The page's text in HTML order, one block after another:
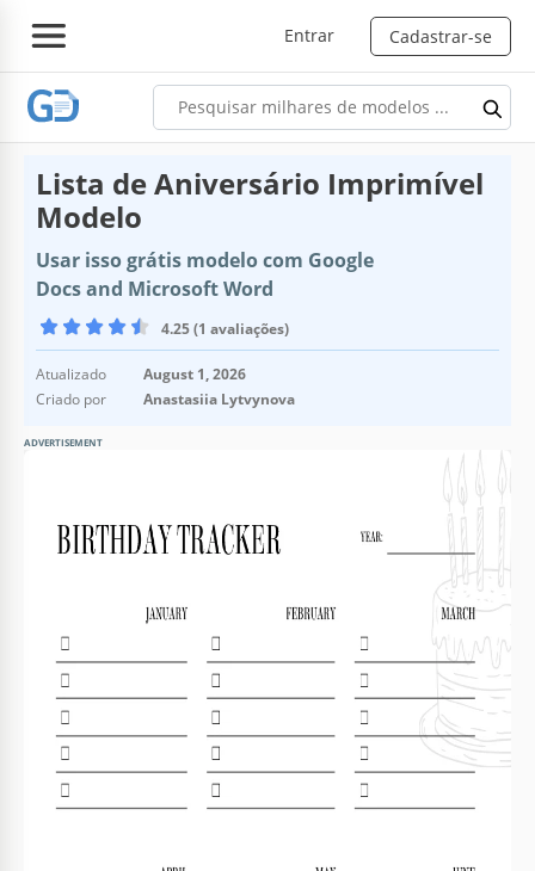
Entrar Cadastrar-se
Lista de Aniversário Imprimível
Modelo
Usar isso grátis modelo com Google
Docs and Microsoft Word
4.25 (1 avaliações)
Atualizado
August 1, 2026
Criado por
Anastasiia Lytvynova
ADVERTISEMENT